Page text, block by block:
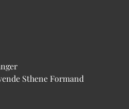
Sthene Formand